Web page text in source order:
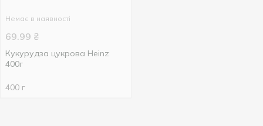
Немає в наявності
69.99 ₴
Кукурудза цукрова Heinz
400г
400 г